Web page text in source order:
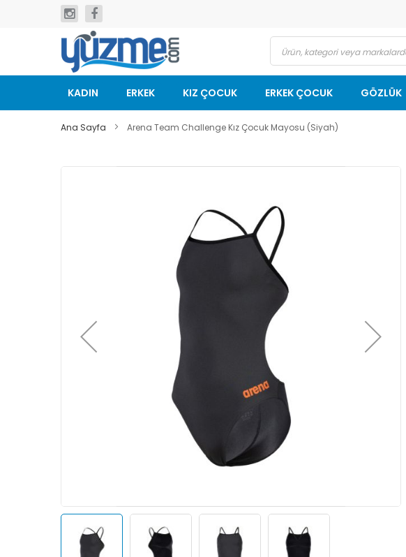
geç
KADIN ERKEK KIZ ÇOCUK ERKEK ÇOCUK GÖZLÜK
Ana Sayfa Arena Team Challenge Kız Çocuk Mayosu (Siyah)